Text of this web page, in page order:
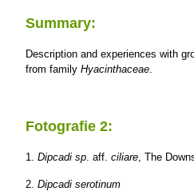
Summary:
Description and experiences with
from family Hyacinthaceae.
Fotografie 2:
1. Dipcadi sp. aff. ciliare, The
2. Dipcadi serotinum